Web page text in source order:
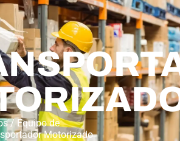
/ Equipo de
Motorizado